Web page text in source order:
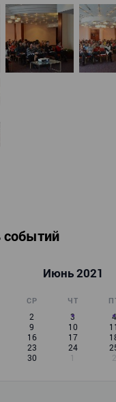
событий
Июнь 2021
СР ЧТ
2 3 4
9 10 11
16 17
23 24
30 1 2